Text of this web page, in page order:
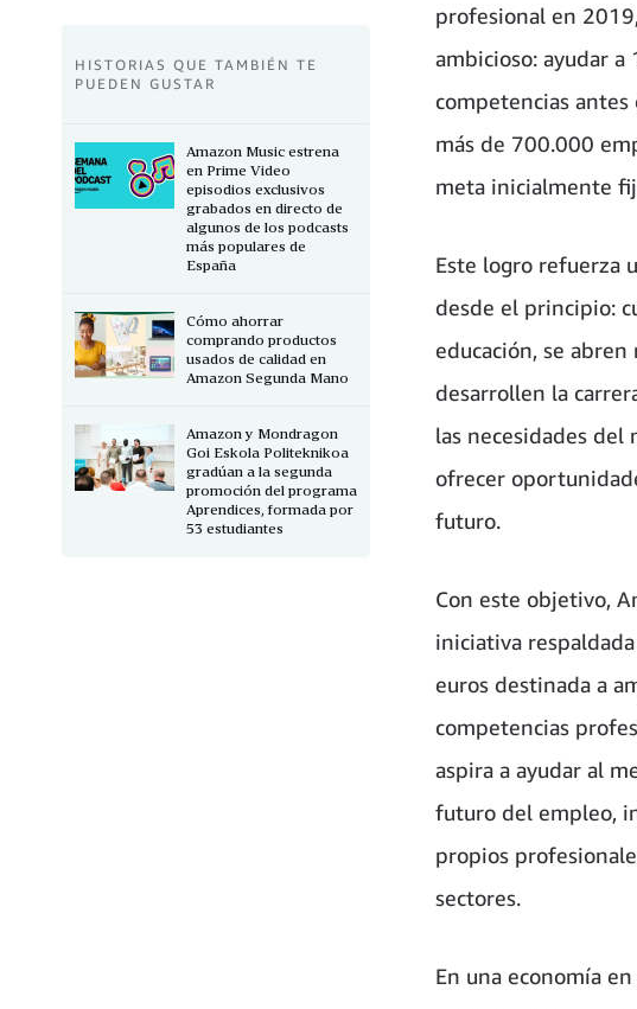
profesional en
ambicioso: ayudar
competencias antes
más de 700.000
meta inicialmente
Este logro refuerza
desde el principio:
educación, se
desarrollen la
las necesidades del
ofrecer
futuro.
Con este objetivo,
iniciativa
euros destinada a
competencias
aspira a ayudar al
futuro del empleo,
propios
sectores.
En una economía
HISTORIAS QUE TAMBIÉN TE
PUEDEN GUSTAR
Amazon Music estrena
en Prime Video
episodios exclusivos
grabados en directo de
algunos de los podcasts
más populares de
España
Cómo ahorrar
comprando productos
usados de calidad en
Amazon Segunda Mano
Amazon y Mondragon
Goi Eskola Politeknikoa
gradúan a la segunda
promoción del programa
Aprendices, formada por
53 estudiantes